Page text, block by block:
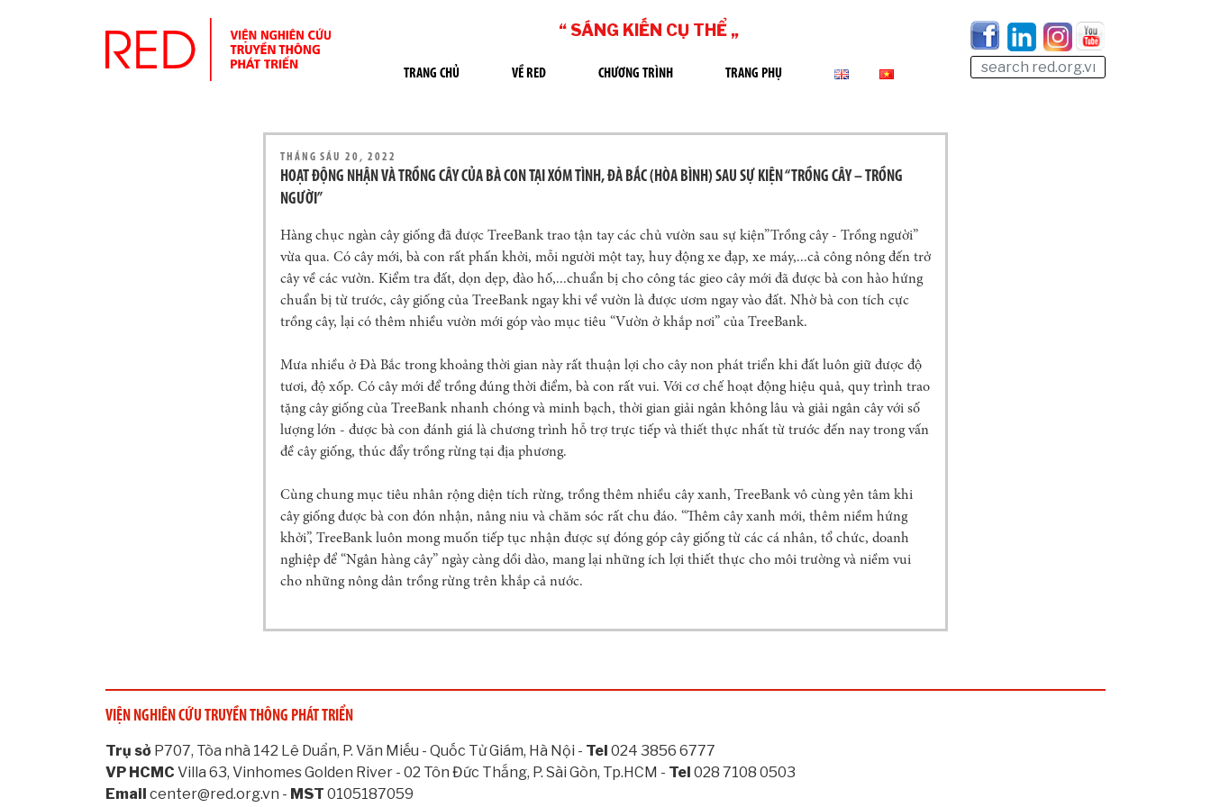
“ SÁNG KIẾN CỤ THỂ „
TRANG CHỦ VỀ RED CHƯƠNG TRÌNH TRANG PHỤ
THÁNG SÁU 20, 2022
HOẠT ĐỘNG NHẬN VÀ TRỒNG CÂY CỦA BÀ CON TẠI XÓM TÌNH, ĐÀ BẮC (HÒA BÌNH) SAU SỰ KIỆN “TRỒNG CÂY – TRỒNG
NGƯỜI”
Hàng chục ngàn cây giống đã được TreeBank trao tận tay các chủ vườn sau sự kiện”Trồng cây - Trồng người”
vừa qua. Có cây mới, bà con rất phấn khởi, mỗi người một tay, huy động xe đạp, xe máy,...cả công nông đến trở
cây về các vườn. Kiểm tra đất, dọn dẹp, đào hố,...chuẩn bị cho công tác gieo cây mới đã được bà con hào hứng
chuẩn bị từ trước, cây giống của TreeBank ngay khi về vườn là được ươm ngay vào đất. Nhờ bà con tích cực
trồng cây, lại có thêm nhiều vườn mới góp vào mục tiêu “Vườn ở khắp nơi” của TreeBank.
Mưa nhiều ở Đà Bắc trong khoảng thời gian này rất thuận lợi cho cây non phát triển khi đất luôn giữ được độ
tươi, độ xốp. Có cây mới để trồng đúng thời điểm, bà con rất vui. Với cơ chế hoạt động hiệu quả, quy trình trao
tặng cây giống của TreeBank nhanh chóng và minh bạch, thời gian giải ngân không lâu và giải ngân cây với số
lượng lớn - được bà con đánh giá là chương trình hỗ trợ trực tiếp và thiết thực nhất từ trước đến nay trong vấn
đề cây giống, thúc đẩy trồng rừng tại địa phương.
Cùng chung mục tiêu nhân rộng diện tích rừng, trồng thêm nhiều cây xanh, TreeBank vô cùng yên tâm khi
cây giống được bà con đón nhận, nâng niu và chăm sóc rất chu đáo. “Thêm cây xanh mới, thêm niềm hứng
khởi”, TreeBank luôn mong muốn tiếp tục nhận được sự đóng góp cây giống từ các cá nhân, tổ chức, doanh
nghiệp để “Ngân hàng cây” ngày càng dồi dào, mang lại những ích lợi thiết thực cho môi trường và niềm vui
cho những nông dân trồng rừng trên khắp cả nước.
VIỆN NGHIÊN CỨU TRUYỀN THÔNG PHÁT TRIỂN
Trụ sở P707, Tòa nhà 142 Lê Duẩn, P. Văn Miếu - Quốc Tử Giám, Hà Nội - Tel 024 3856 6777
VP HCMC Villa 63, Vinhomes Golden River - 02 Tôn Đức Thắng, P. Sài Gòn, Tp.HCM - Tel 028 7108 0503
Email center@red.org.vn - MST 0105187059